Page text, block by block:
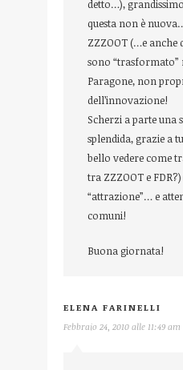
detto…),
questa non è
ZZZOOT (…e
sono “trasformato”
Paragone, non
dell’innovazione!
Scherzi a parte una
splendida, grazie a
bello vedere come
tra ZZZOOT e
“attrazione”… e
comuni!
Buona giornata!
ELENA FARINELLI
Febbraio 24, 2010 alle 11:49 am